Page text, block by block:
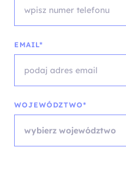
EMAIL*
WOJEWÓDZTWO*
wybierz województwo